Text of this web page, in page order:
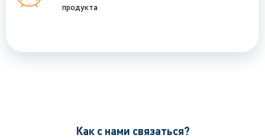
продукта
Как с нами связаться?